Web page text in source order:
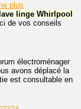
plus
lave linge Whirlpool
de vos conseils
électroménager
avons déplacé la
est consultable en